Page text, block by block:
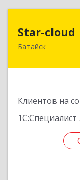
Star-cloud
Батайск
Клиентов на
1С:Специалист
346880,